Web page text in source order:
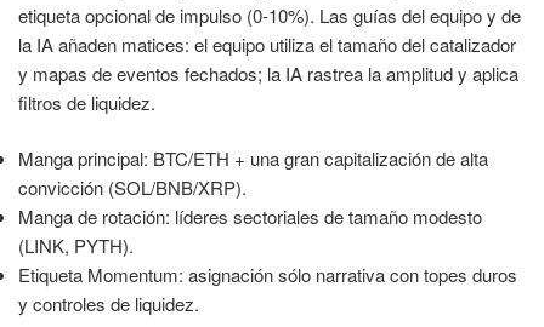
etiqueta opcional de impulso (0-10%). Las guías del equipo y de
la IA añaden matices: el equipo utiliza el tamaño del catalizador
y mapas de eventos fechados; la IA rastrea la amplitud y aplica
filtros de liquidez.
Manga principal: BTC/ETH + una gran capitalización de alta
convicción (SOL/BNB/XRP).
Manga de rotación: líderes sectoriales de tamaño modesto
(LINK, PYTH).
Etiqueta Momentum: asignación sólo narrativa con topes duros
y controles de liquidez.